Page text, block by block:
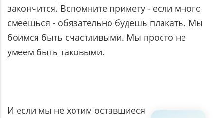
закончится. Вспомните примету - если много
смеешься - обязательно будешь плакать. Мы
боимся быть счастливыми. Мы просто не
умеем быть таковыми.
И если мы не хотим оставшиеся